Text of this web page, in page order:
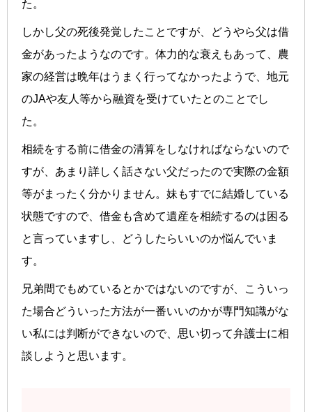
た。
しかし父の死後発覚したことですが、どうやら父は借
金があったようなのです。体力的な衰えもあって、農
家の経営は晩年はうまく行ってなかったようで、地元
のJAや友人等から融資を受けていたとのことでし
た。
相続をする前に借金の清算をしなければならないので
すが、あまり詳しく話さない父だったので実際の金額
等がまったく分かりません。妹もすでに結婚している
状態ですので、借金も含めて遺産を相続するのは困る
と言っていますし、どうしたらいいのか悩んでいま
す。
兄弟間でもめているとかではないのですが、こういっ
た場合どういった方法が一番いいのかが専門知識がな
い私には判断ができないので、思い切って弁護士に相
談しようと思います。